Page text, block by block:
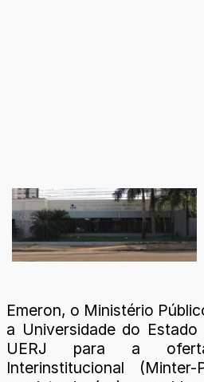
Emeron, o Ministério
a Universidade do
UERJ para a
Interinstitucional